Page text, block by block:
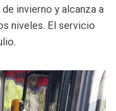
invierno y alcanza a
niveles. El servicio